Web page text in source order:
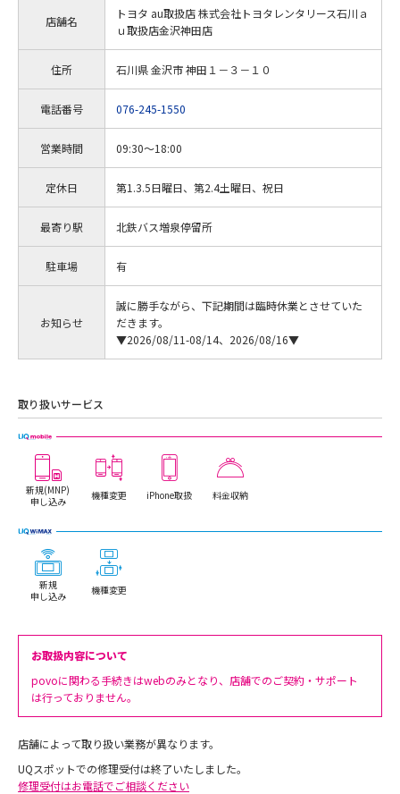
店舗名
トヨタ au取扱店 株式会社トヨタレンタリース石川ａ
ｕ取扱店金沢神田店
住所 石川県 金沢市 神田１－３－１０
電話番号 076-245-1550
営業時間 09:30～18:00
定休日 第1.3.5日曜日、第2.4土曜日、祝日
最寄り駅 北鉄バス増泉停留所
駐車場 有
お知らせ
誠に勝手ながら、下記期間は臨時休業とさせていた
だきます。
▼2026/08/11-08/14、2026/08/16▼
取り扱いサービス
新規(MNP)
申し込み
機種変更 iPhone取扱 料金収納
新規
申し込み
機種変更
お取扱内容について
povoに関わる手続きはwebのみとなり、店舗でのご契約・サポート
は行っておりません。
店舗によって取り扱い業務が異なります。
UQスポットでの修理受付は終了いたしました。
修理受付はお電話でご相談ください